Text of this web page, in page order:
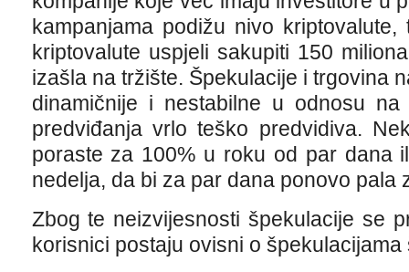
kampanjama podižu nivo
kriptovalute uspjeli sakupiti 150
izašla na tržište. Špekulacije i trgovina
dinamičnije i nestabilne u odnosu
predviđanja vrlo teško predvidiva.
poraste za 100% u roku od par dana
nedelja, da bi za par dana ponovo pala
Zbog te neizvijesnosti špekulacije se
korisnici postaju ovisni o